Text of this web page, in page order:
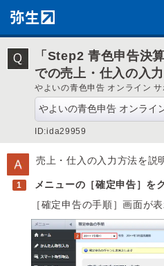
「Step2 青色申告決
での売上・仕入の入
やよいの青色申告 オンライン
ID:ida29959
売上・仕入の入力方法を説
メニューの［確定申告］を
［確定申告の手順］画面が